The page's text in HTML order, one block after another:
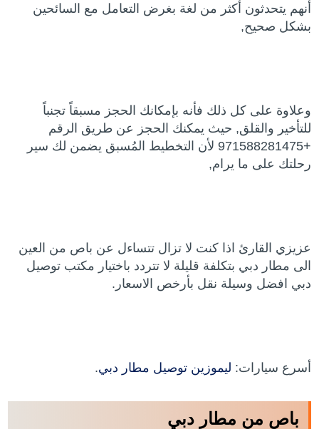
أنهم يتحدثون أكثر من لغة بغرض التعامل مع السائحين
بشكل صحيح,
وعلاوة على كل ذلك فأنه بإمكانك الحجز مسبقاً تجنباً
للتأخير والقلق, حيث يمكنك الحجز عن طريق الرقم
+971588281475 لأن التخطيط المُسبق يضمن لك سير
رحلتك على ما يرام,
عزيزي القارئ اذا كنت لا تزال تتساءل عن باص من العين
الى مطار دبي بتكلفة قليلة لا تتردد باختيار مكتب توصيل
دبي افضل وسيلة نقل بأرخص الاسعار.
أسرع سيارات: ليموزين توصيل مطار دبي.
باص من مطار دبي